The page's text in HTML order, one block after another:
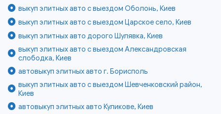
выкуп элитных авто с выездом Оболонь, Киев
выкуп элитных авто с выездом Царское село, Киев
выкуп элитных авто дорого Шулявка, Киев
выкуп элитных авто с выездом Александровская
слободка, Киев
автовыкуп элитных авто г. Борисполь
выкуп элитных авто с выездом Шевченковский район,
Киев
автовыкуп элитных авто Куликове, Киев